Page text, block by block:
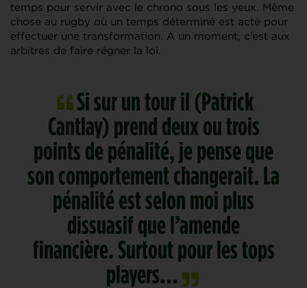
temps pour servir avec le chrono sous les yeux. Même
chose au rugby où un temps déterminé est acté pour
effectuer une transformation. A un moment, c’est aux
arbitres de faire régner la loi.
Si sur un tour il (Patrick
Cantlay) prend deux ou trois
points de pénalité, je pense que
son comportement changerait. La
pénalité est selon moi plus
dissuasif que l’amende
financière. Surtout pour les tops
players…